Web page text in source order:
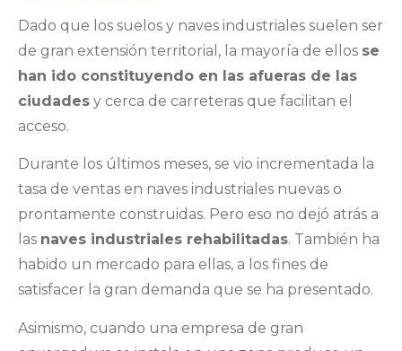
Dado que los suelos y naves industriales suelen ser
de gran extensión territorial, la mayoría de ellos se
han ido constituyendo en las afueras de las
ciudades y cerca de carreteras que facilitan el
acceso.
Durante los últimos meses, se vio incrementada la
tasa de ventas en naves industriales nuevas o
prontamente construidas. Pero eso no dejó atrás a
las naves industriales rehabilitadas. También ha
habido un mercado para ellas, a los fines de
satisfacer la gran demanda que se ha presentado.
Asimismo, cuando una empresa de gran